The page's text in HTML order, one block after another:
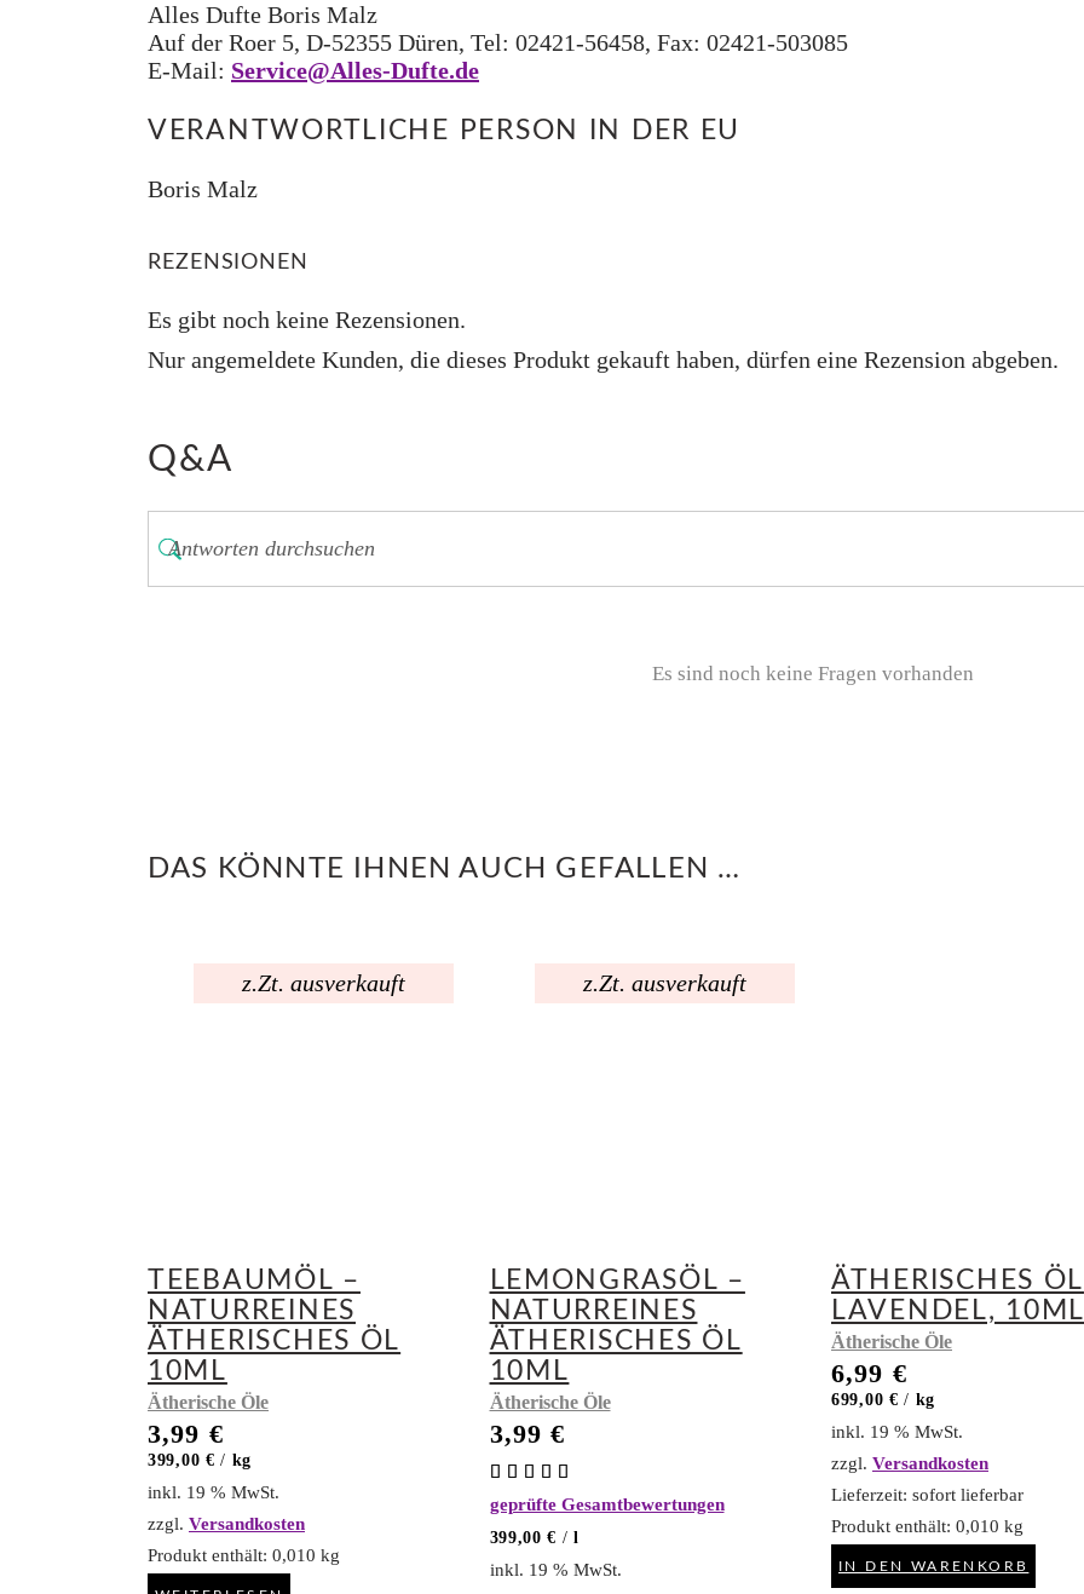
Alles Dufte Boris Malz
Auf der Roer 5, D-52355 Düren, Tel: 02421-56458, Fax: 02421-503085
E-Mail: Service@Alles-Dufte.de
VERANTWORTLICHE PERSON IN DER EU
Boris Malz
REZENSIONEN
Es gibt noch keine Rezensionen.
Nur angemeldete Kunden, die dieses Produkt gekauft haben, dürfen eine Rezension abgeben.
Q&A
Es sind noch keine Fragen vorhanden
DAS KÖNNTE IHNEN AUCH GEFALLEN …
z.Zt. ausverkauft
TEEBAUMÖL –
NATURREINES
ÄTHERISCHES ÖL
10ML
Ätherische Öle
3,99 €
399,00 € / kg
inkl. 19 % MwSt.
zzgl. Versandkosten
Produkt enthält: 0,010 kg
z.Zt. ausverkauft
LEMONGRASÖL –
NATURREINES
ÄTHERISCHES ÖL
10ML
Ätherische Öle
3,99 €
5.00
geprüfte Gesamtbewertungen
399,00€ /l
inkl. 19 % MwSt.
ÄTHERISCHES ÖL
LAVENDEL, 10ML
Ätherische Öle
6,99 €
699,00 € / kg
inkl. 19 % MwSt.
zzgl. Versandkosten
Lieferzeit: sofort lieferbar
Produkt enthält: 0,010 kg
IN DEN WARENKORB